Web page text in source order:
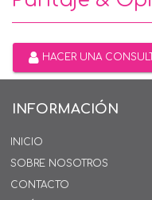
HACER UNA
INFORMACIÓN
INICIO
SOBRE NOSOTROS
CONTACTO